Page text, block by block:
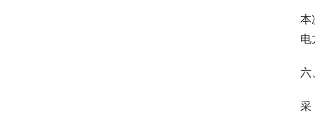
本
电
六
采